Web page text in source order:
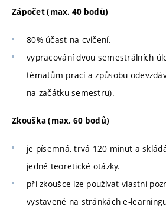
Zápočet (max. 40 bodů)
80% účast na cvičení.
vypracování dvou semestrálních
tématům prací a způsobu
na začátku semestru).
Zkouška (max. 60 bodů)
je písemná, trvá 120 minut a
jedné teoretické otázky.
při zkoušce lze používat vlastní
vystavené na stránkách e-